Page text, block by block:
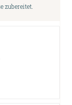
zubereitet.